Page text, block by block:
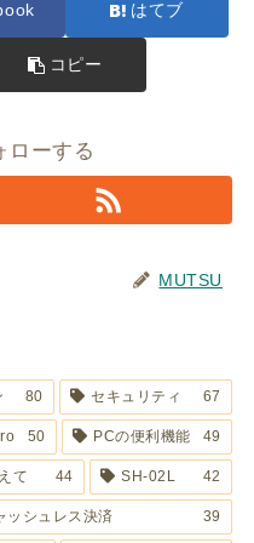
はてブ
コピー
ローする
MUTSU
80 セキュリティ 67
50 PCの便利機能 49
て 44 SH-02L 42
ッシュレス決済 39